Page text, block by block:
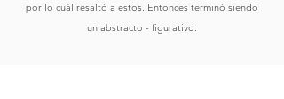
por lo cuál resaltó a estos. Entonces terminó siendo
un abstracto - figurativo.